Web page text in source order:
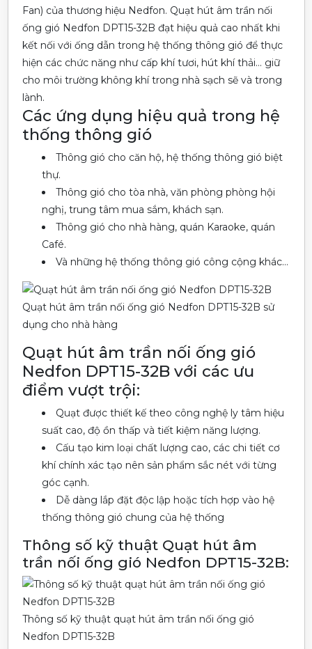
Fan) của thương hiệu Nedfon. Quạt hút âm trần nối
ống gió Nedfon DPT15-32B đạt hiệu quả cao nhất khi
kết nối với ống dẫn trong hệ thống thông gió để thực
hiện các chức năng như cấp khí tươi, hút khí thải… giữ
cho môi trường không khí trong nhà sạch sẽ và trong
lành.
Các ứng dụng hiệu quả trong hệ
thống thông gió
Thông gió cho căn hộ, hệ thống thông gió biệt
thự.
Thông gió cho tòa nhà, văn phòng phòng hội
nghị, trung tâm mua sắm, khách sạn.
Thông gió cho nhà hàng, quán Karaoke, quán
Café.
Và những hệ thống thông gió công cộng khác…
Quạt hút âm trần nối ống gió Nedfon DPT15-32B sử
dụng cho nhà hàng
Quạt hút âm trần nối ống gió
Nedfon DPT15-32B với các ưu
điểm vượt trội:
Quạt được thiết kế theo công nghệ ly tâm hiệu
suất cao, độ ồn thấp và tiết kiệm năng lượng.
Cấu tạo kim loại chất lượng cao, các chi tiết cơ
khí chính xác tạo nên sản phẩm sắc nét với từng
góc cạnh.
Dễ dàng lắp đặt độc lập hoặc tích hợp vào hệ
thống thông gió chung của hệ thống
Thông số kỹ thuật Quạt hút âm
trần nối ống gió Nedfon DPT15-32B:
Thông số kỹ thuật quạt hút âm trần nối ống gió
Nedfon DPT15-32B